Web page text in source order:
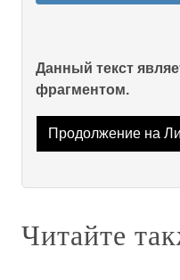
Данный текст
фрагментом.
Продолжение на
Читайте